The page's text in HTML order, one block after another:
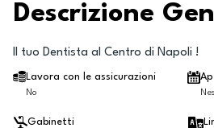
Descrizione
Il tuo Dentista al Centro di Napoli !
Lavora con le assicurazioni
No
Gabinetti